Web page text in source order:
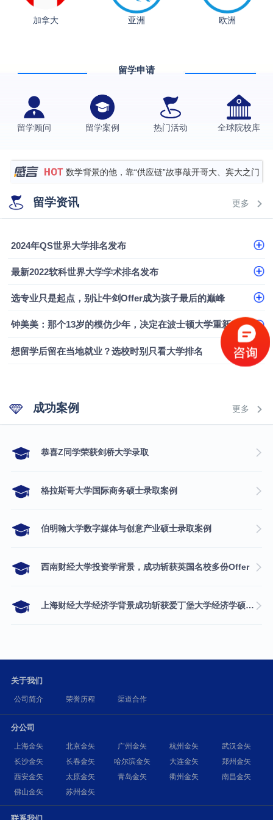
加拿大 亚洲 欧洲
留学申请
留学顾问 留学案例 热门活动 全球院校库
伯明翰大学数字媒体与创意产业硕士录取案例
西南财经大学投资学背景，成功斩获英国名校多份
硕士录取
数学背景的他，靠“供应链”故事敲开哥大、宾大之门
专科逆袭伦敦大学学院UCL录取案例解析
香港浸会大学伦理与公共事务硕士录取
留学资讯 更多
2024年QS世界大学排名发布
最新2022软科世界大学学术排名发布
选专业只是起点，别让牛剑Offer成为孩子最后的巅峰
钟美美：那个13岁的模仿少年，决定在波士顿大学重新定义自己
想留学后留在当地就业？选校时别只看大学排名
成功案例 更多
​恭喜Z同学荣获剑桥大学录取
格拉斯哥大学国际商务硕士录取案例
伯明翰大学数字媒体与创意产业硕士录取案例
西南财经大学投资学背景，成功斩获英国名校多份Offer
上海财经大学经济学背景成功斩获爱丁堡大学经济学硕士录取
关于我们
公司简介 荣誉历程 渠道合作
分公司
上海金矢 北京金矢 广州金矢 杭州金矢
武汉金矢
长沙金矢
长春金矢 哈尔滨金矢 大连金矢
郑州金矢
西安金矢
太原金矢 青岛金矢 衢州金矢
南昌金矢
佛山金矢
苏州金矢